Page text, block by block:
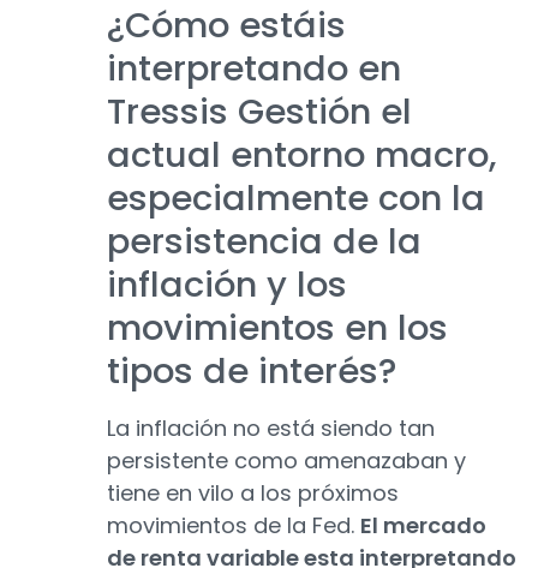
¿Cómo estáis
interpretando en
Tressis Gestión el
actual entorno macro,
especialmente con la
persistencia de la
inflación y los
movimientos en los
tipos de interés?
La inflación no está siendo tan
persistente como amenazaban y
tiene en vilo a los próximos
movimientos de la Fed. El mercado
de renta variable esta interpretando